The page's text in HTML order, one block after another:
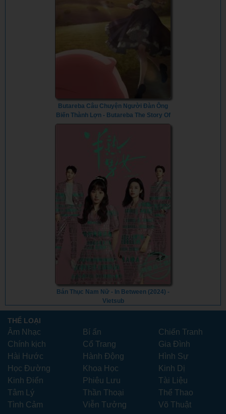
Butareba Câu Chuyện Người Đàn Ông
Biến Thành Lợn - Butareba The Story Of
A Man Turned Into A Pig (2023) - Vietsub
Bán Thục Nam Nữ - In Between (2024) -
Vietsub
THỂ LOẠI
Âm Nhạc Bí ẩn
Chiến Tranh
Chính kịch
Cổ Trang
Gia Đình
Hài Hước
Hành Động
Hình Sự
Học Đường
Khoa Học
Kinh Dị
Kinh Điển
Phiêu Lưu
Tài Liệu
Tâm Lý
Thần Thoại
Thể Thao
Tình Cảm
Viễn Tưởng Võ Thuật